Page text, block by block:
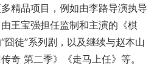
精品项目，例如由李路导演执导
王宝强担任监制和主演的《棋
囧徒”系列剧，以及继续与赵本山
奇 第二季》《走马上任》等。